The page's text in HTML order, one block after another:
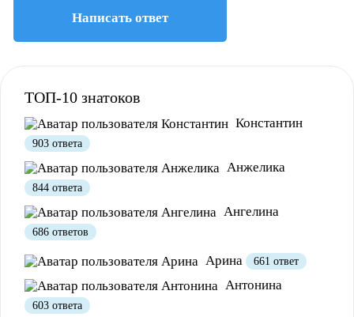
Полезно 1
Написать ответ
ТОП-10 знатоков
Константин
903 ответа
Анжелика
844 ответа
Ангелина
686 ответов
Арина 661 ответ
Антонина
603 ответа